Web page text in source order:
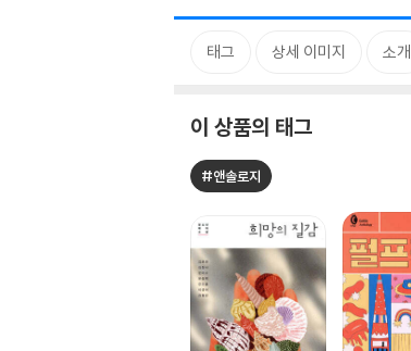
태그 상세 이미지 소개
이 상품의 태그
#앤솔로지